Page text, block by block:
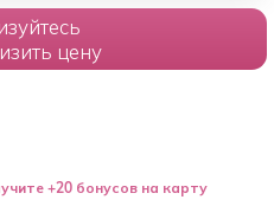
цену
+20 бонусов на карту